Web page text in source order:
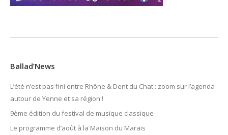
Ballad’News
L’été n’est pas fini entre Rhône & Dent du Chat : zoom sur l’agenda
autour de Yenne et sa région !
9ème édition du festival de musique classique
Le programme d’août à la Maison du Marais